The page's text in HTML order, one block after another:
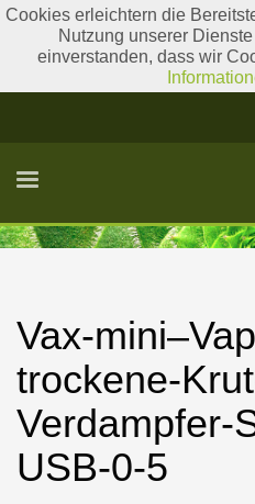
Vax-
trockene-
Verdampfer-
USB-0-5
Cookies erleichtern die
Nutzung unserer
einverstanden, dass wir